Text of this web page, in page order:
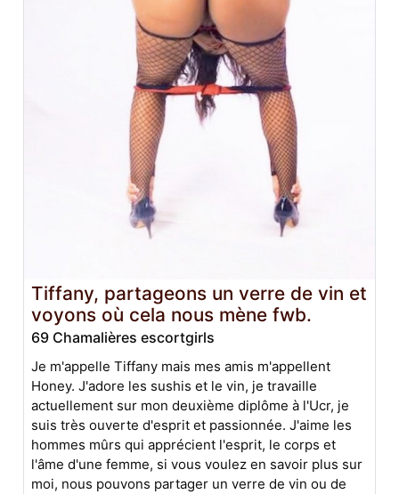
Tiffany, partageons un verre de vin et
voyons où cela nous mène fwb.
69 Chamalières escortgirls
Je m'appelle Tiffany mais mes amis m'appellent
Honey. J'adore les sushis et le vin, je travaille
actuellement sur mon deuxième diplôme à l'Ucr, je
suis très ouverte d'esprit et passionnée. J'aime les
hommes mûrs qui apprécient l'esprit, le corps et
l'âme d'une femme, si vous voulez en savoir plus sur
moi, nous pouvons partager un verre de vin ou de